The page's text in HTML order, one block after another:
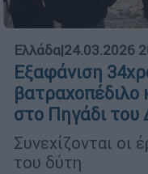
Ελλάδα|24.03.2026
Εξαφάνιση
βατραχοπέδιλο
στο Πηγάδι του
Συνεχίζονται οι
του δύτη